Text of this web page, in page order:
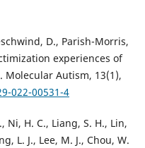
D., Parish-Morris,
experiences of
Autism, 13(1),
022-00531-4
Ni, H. C., Liang, S. H., Lin,
L. J., Lee, M. J., Chou, W.